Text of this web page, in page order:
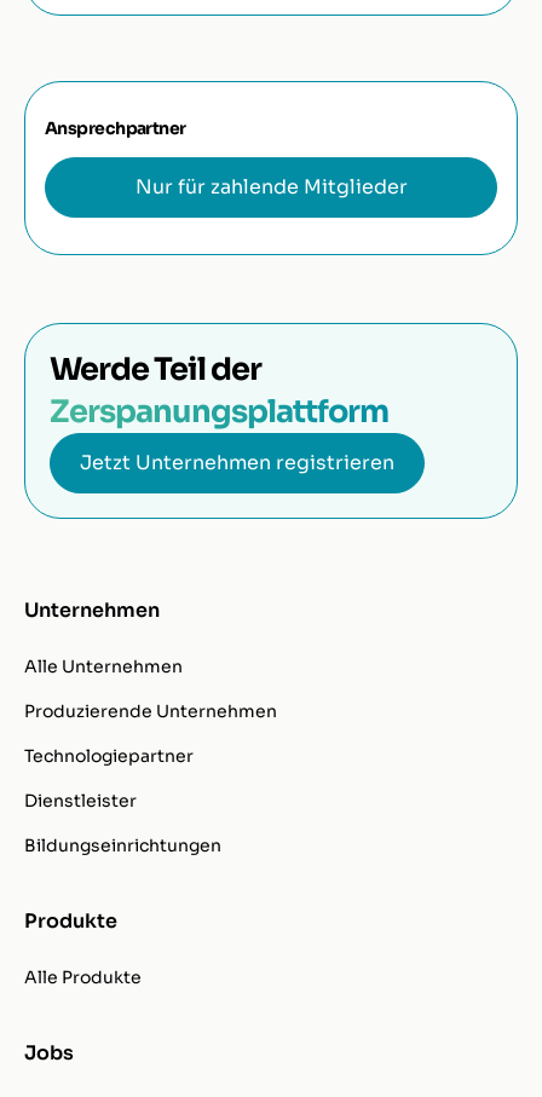
Ansprechpartner
Nur für zahlende Mitglieder
Werde Teil der
Zerspanungsplattform
Jetzt Unternehmen registrieren
Unternehmen
Alle Unternehmen
Produzierende Unternehmen
Technologiepartner
Dienstleister
Bildungseinrichtungen
Produkte
Alle Produkte
Jobs